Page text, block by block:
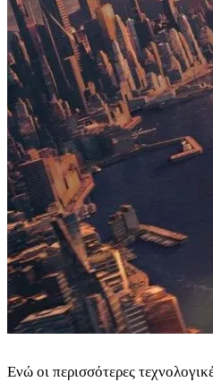
Ενώ οι περισσότερες